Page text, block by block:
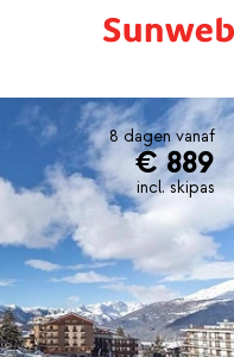
8 dagen vanaf
€ 889
incl. skipas